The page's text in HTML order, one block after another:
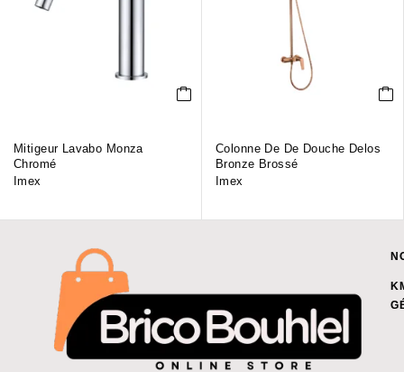
Mitigeur Lavabo Monza
Chromé
Imex
Colonne De De Douche Delos
Bronze Brossé
Imex